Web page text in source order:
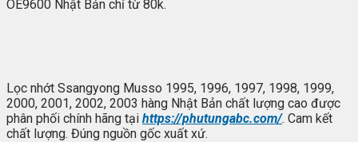
OE9600 Nhật Bản chỉ từ 80k.
Lọc nhớt Ssangyong Musso 1995, 1996, 1997, 1998, 1999,
2000, 2001, 2002, 2003 hàng Nhật Bản chất lượng cao được
phân phối chính hãng tại https://phutungabc.com/. Cam kết
chất lượng. Đúng nguồn gốc xuất xứ.